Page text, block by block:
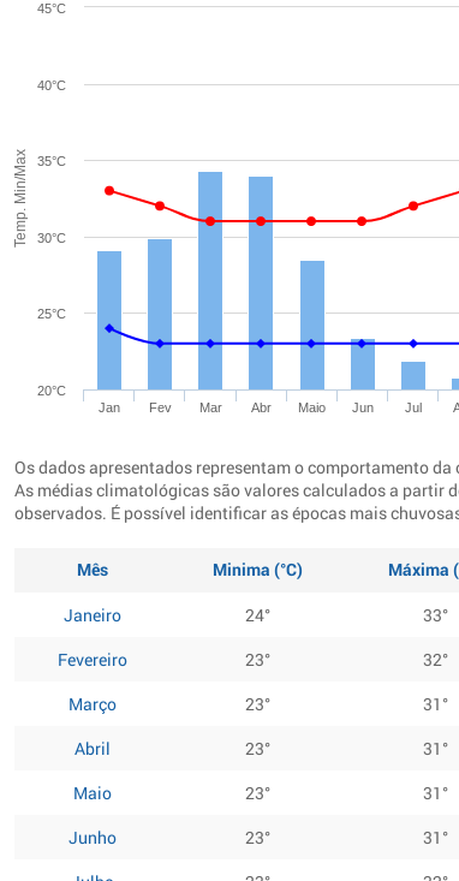
Temp. Min/Max
Jan Fev Mar Abr Maio Jun Jul
20°C
25°C
30°C
35°C
40°C
45°C
Os dados apresentados representam o comportamento
As médias climatológicas são valores calculados a partir
observados. É possível identificar as épocas mais
Mês Minima (°C) Máxima
Janeiro
24° 33°
Fevereiro
23° 32°
Março
23° 31°
Abril
23° 31°
Maio
23° 31°
Junho
23° 31°